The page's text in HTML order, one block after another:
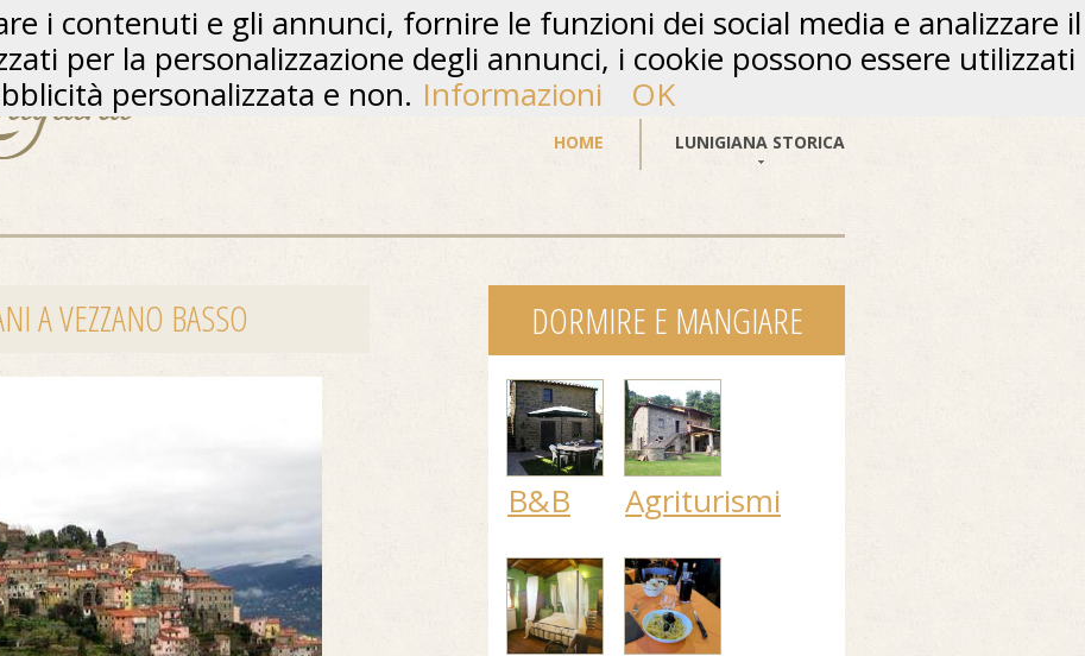
HOME LUNIGIANA STORICA
A VEZZANO BASSO DORMIRE E MANGIARE
B&B Agriturismi
i contenuti e gli annunci, fornire le funzioni dei social media e analizzare il
per la personalizzazione degli annunci, i cookie possono essere utilizzati
personalizzata e non. Informazioni OK